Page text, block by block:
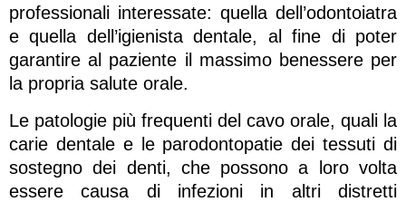
professionali interessate: quella dell’odontoiatra
e quella dell’igienista dentale, al fine di poter
garantire al paziente il massimo benessere per
la propria salute orale.
Le patologie più frequenti del cavo orale, quali la
carie dentale e le parodontopatie dei tessuti di
sostegno dei denti, che possono a loro volta
essere causa di infezioni in altri distretti